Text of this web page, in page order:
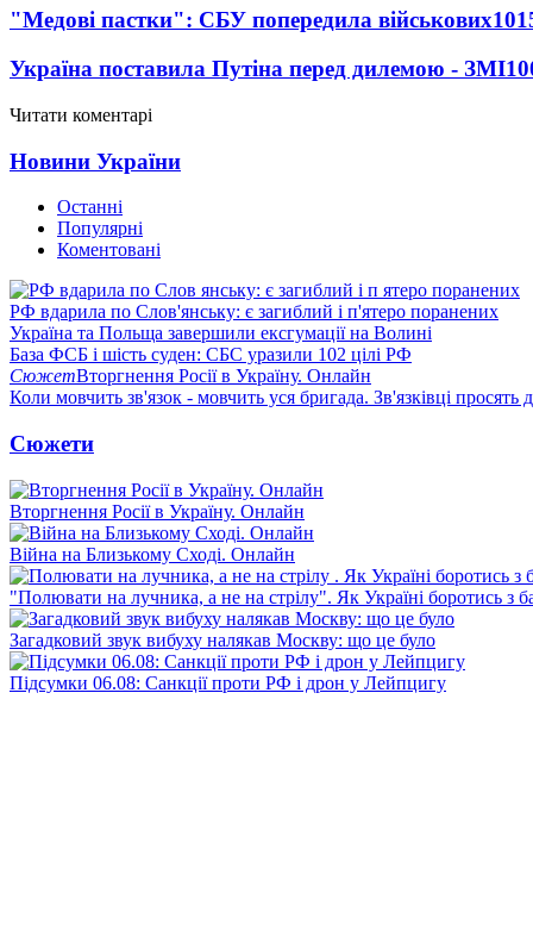
"Медові пастки": СБУ попередила військових
Україна поставила Путіна перед дилемою - ЗМІ
Читати коментарі
Новини України
Останні
Популярні
Коментовані
РФ вдарила по Слов'янську: є загиблий і п'ятеро поранених
Україна та Польща завершили ексгумації на Волині
База ФСБ і шість суден: СБС уразили 102 цілі РФ
СюжетВторгнення Росії в Україну. Онлайн
Коли мовчить зв'язок - мовчить уся бригада. Зв'язківці просять
Сюжети
Вторгнення Росії в Україну. Онлайн
Війна на Близькому Сході. Онлайн
"Полювати на лучника, а не на стрілу". Як Україні боротись з
Загадковий звук вибуху налякав Москву: що це було
Підсумки 06.08: Санкції проти РФ і дрон у Лейпцигу